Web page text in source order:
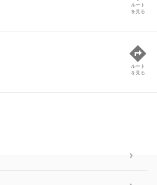
ルート
を見る
ルート
を見る